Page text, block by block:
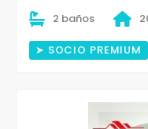
2 baños
➤ SOCIO PREMIUM